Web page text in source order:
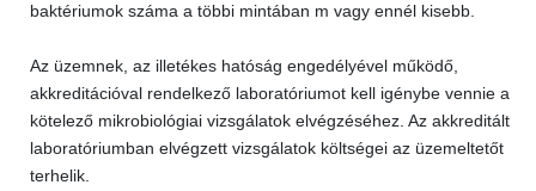
baktériumok száma a többi mintában m vagy ennél kisebb.
Az üzemnek, az illetékes hatóság engedélyével működő,
akkreditációval rendelkező laboratóriumot kell igénybe vennie a
kötelező mikrobiológiai vizsgálatok elvégzéséhez. Az akkreditált
laboratóriumban elvégzett vizsgálatok költségei az üzemeltetőt
terhelik.